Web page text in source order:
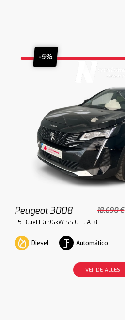
-5%
Peugeot 3008 18.690 €
1.5 BlueHDi 96kW SS GT EAT8
Diesel Automático
VER DETALLES